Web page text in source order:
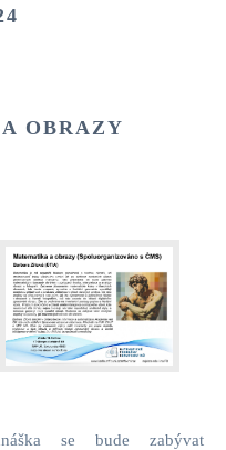
OBRAZY
se bude zabývat